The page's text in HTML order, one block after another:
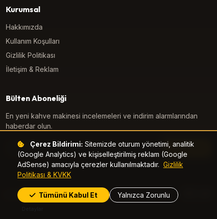
Kurumsal
Hakkımızda
Kullanım Koşulları
Gizlilik Politikası
İletişim & Reklam
Bülten Aboneliği
En yeni kahve makinesi incelemeleri ve indirim alarmlarından
haberdar olun.
E-posta adresiniz Abone Ol
© 2026 KahveMakineleri.com. Tüm hakları saklıdır.
Çerez Bildirimi: Sitemizde oturum yönetimi, analitik
(Google Analytics) ve kişiselleştirilmiş reklam (Google
AdSense) amacıyla çerezler kullanılmaktadır. Gizlilik
Politikası & KVKK
Tümünü Kabul Et Yalnızca Zorunlu